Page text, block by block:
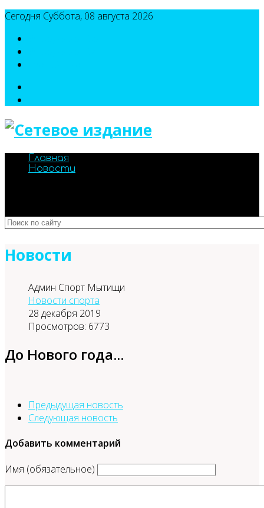
Сегодня Суббота, 08 августа 2026
Главная
Новости
Новости
Админ Спорт Мытищи
Новости спорта
28 декабря 2019
Просмотров: 6773
До Нового года...
Предыдущая новость
Следующая новость
Добавить комментарий
Имя (обязательное)